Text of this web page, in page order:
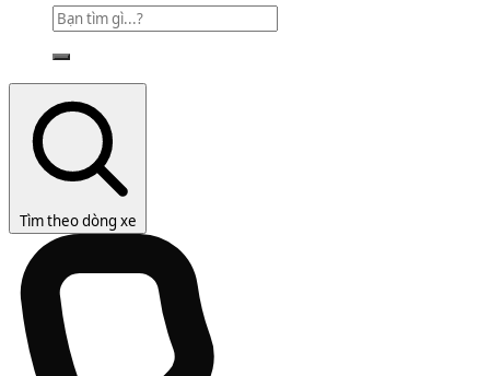
Tìm theo dòng xe